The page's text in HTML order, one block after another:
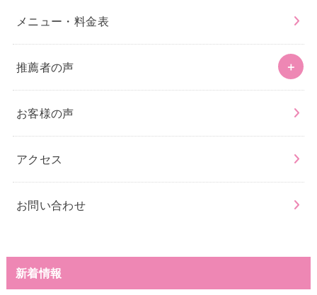
メニュー・料金表
推薦者の声
お客様の声
アクセス
お問い合わせ
新着情報